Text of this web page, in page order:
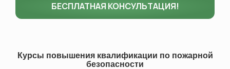
БЕСПЛАТНАЯ КОНСУЛЬТАЦИЯ!
Курсы повышения квалификации по пожарной
безопасности